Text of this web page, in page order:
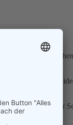
und
Sie persönlich
geschieht.
Ein lückenloser